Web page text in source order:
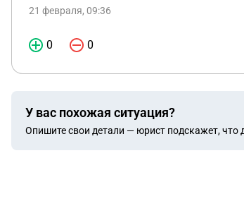
21 февраля, 09:36
0 0
У вас похожая ситуация?
Опишите свои детали — юрист подскажет, что